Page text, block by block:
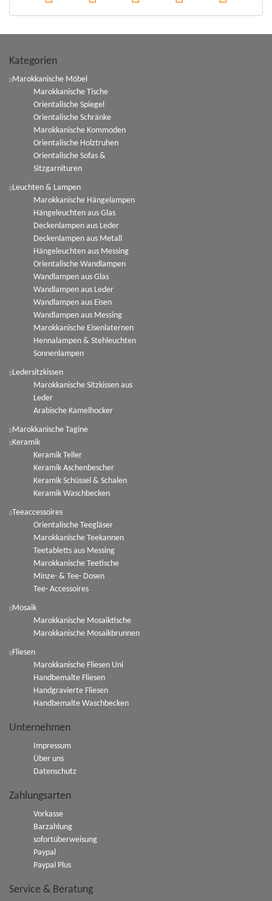
Kategorien
Marokkanische Möbel
Marokkanische Tische
Orientalische Spiegel
Orientalische Schränke
Marokkanische Kommoden
Orientalische Holztruhen
Orientalische Sofas &
Sitzgarnituren
Leuchten & Lampen
Marokkanische Hängelampen
Hängeleuchten aus Glas
Deckenlampen aus Leder
Deckenlampen aus Metall
Hängeleuchten aus Messing
Orientalische Wandlampen
Wandlampen aus Glas
Wandlampen aus Leder
Wandlampen aus Eisen
Wandlampen aus Messing
Marokkanische Eisenlaternen
Hennalampen & Stehleuchten
Sonnenlampen
Ledersitzkissen
Marokkanische Sitzkissen aus
Leder
Arabische Kamelhocker
Marokkanische Tagine
Keramik
Keramik Teller
Keramik Aschenbescher
Keramik Schüssel & Schalen
Keramik Waschbecken
Teeaccessoires
Orientalische Teegläser
Marokkanische Teekannen
Teetabletts aus Messing
Marokkanische Teetische
Minze- & Tee- Dosen
Tee- Accessoires
Mosaik
Marokkanische Mosaiktische
Marokkanische Mosaikbrunnen
Fliesen
Marokkanische Fliesen Uni
Handbemalte Fliesen
Handgravierte Fliesen
Handbemalte Waschbecken
Unternehmen
Impressum
Über uns
Datenschutz
Zahlungsarten
Vorkasse
Barzahlung
sofortüberweisung
Paypal
Paypal Plus
Service & Beratung